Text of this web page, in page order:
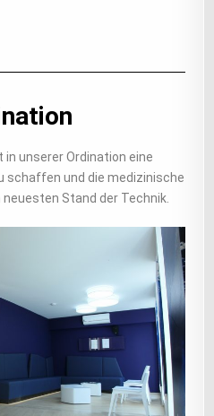
in unserer Ordination eine
schaffen und die medizinische
Stand der Technik.